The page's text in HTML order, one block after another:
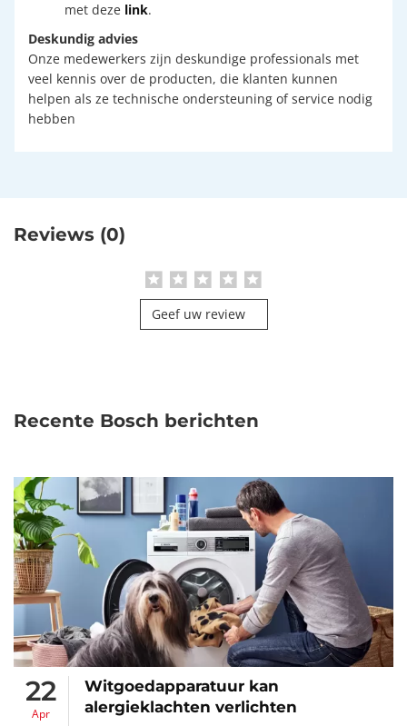
met deze link.
Deskundig advies
Onze medewerkers zijn deskundige professionals met
veel kennis over de producten, die klanten kunnen
helpen als ze technische ondersteuning of service nodig
hebben
Reviews (0)
Geef uw review
Recente Bosch berichten
22
Apr
Witgoedapparatuur kan
alergieklachten verlichten